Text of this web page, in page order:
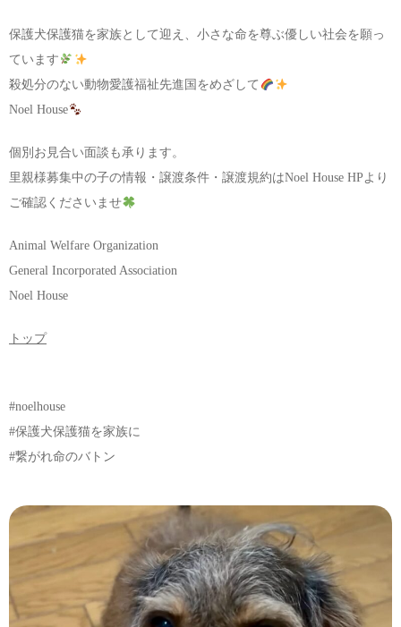
保護犬保護猫を家族として迎え、小さな命を尊ぶ優しい社会を願っ
ています
殺処分のない動物愛護福祉先進国をめざして
Noel House
個別お見合い面談も承ります。
里親様募集中の子の情報・譲渡条件・譲渡規約はNoel House HPより
ご確認くださいませ
Animal Welfare Organization
General Incorporated Association
Noel House
トップ
#noelhouse
#保護犬保護猫を家族に
#繋がれ命のバトン